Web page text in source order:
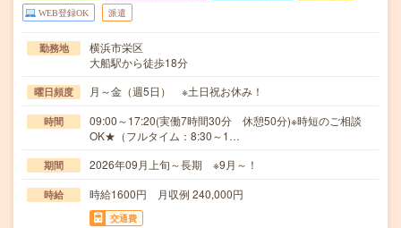
WEB登録OK 派遣
勤務地
横浜市栄区
大船駅から徒歩18分
曜日頻度 月～金（週5日） ※土日祝お休み！
時間
09:00～17:20(実働7時間30分 休憩50分)※時短のご相談
OK★（フルタイム：8:30～1…
期間 2026年09月上旬～長期 ※9月～！
時給 時給1600円 月収例 240,000円
交通費